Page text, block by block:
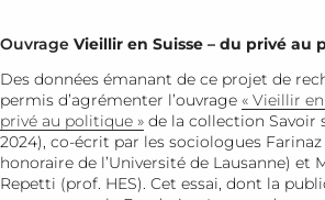
Ouvrage Vieillir en Suisse – du privé au
Des données émanant de ce projet de
permis d’agrémenter l’ouvrage « Vieillir
privé au politique » de la collection Savoir
2024), co-écrit par les sociologues Farinaz
honoraire de l’Université de Lausanne) et
Repetti (prof. HES). Cet essai, dont la